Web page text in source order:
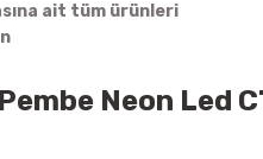
ait tüm ürünleri
Neon Led